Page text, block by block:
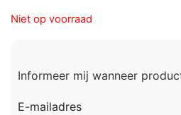
Niet op voorraad
Informeer mij wanneer
E-mailadres